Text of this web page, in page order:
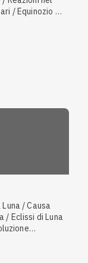
/ Equinozio /
/ Causa
/ Eclissi di Luna